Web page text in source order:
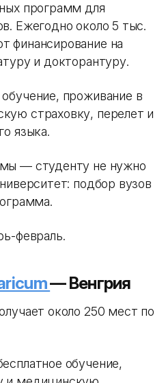
программ для
Ежегодно около 5 тыс.
финансирование на
и докторантуру.
проживание в
страховку, перелет и
языка.
— студенту не нужно
подбор вузов
февраль.
— Венгрия
около 250 мест по
обучение,